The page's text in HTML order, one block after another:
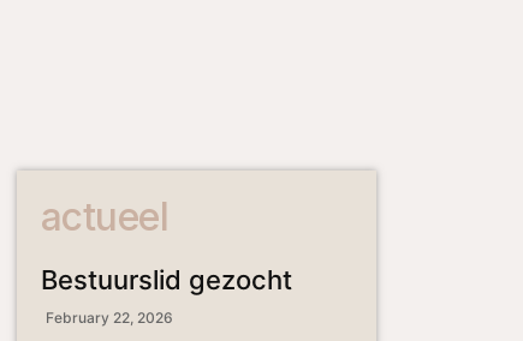
actueel
Bestuurslid gezocht
February 22, 2026